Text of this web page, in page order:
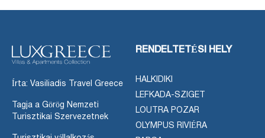
Írta: Vasiliadis Travel Greece
Tagja a Görög Nemzeti
Turisztikai Szervezetnek
RENDELTETÉSI HELY
HALKIDIKI
LEFKADA-SZIGET
LOUTRA POZAR
OLYMPUS RIVIÉRA